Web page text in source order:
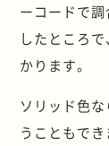
ーコードで
したところ
かります。
ソリッド色
うこともでき